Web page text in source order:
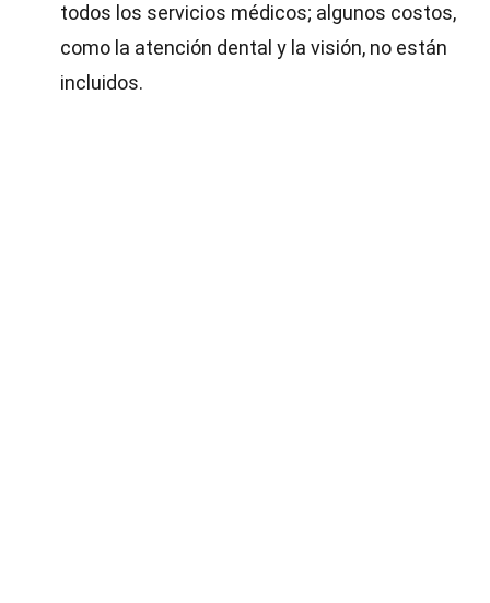
todos los servicios médicos; algunos costos,
como la atención dental y la visión, no están
incluidos.